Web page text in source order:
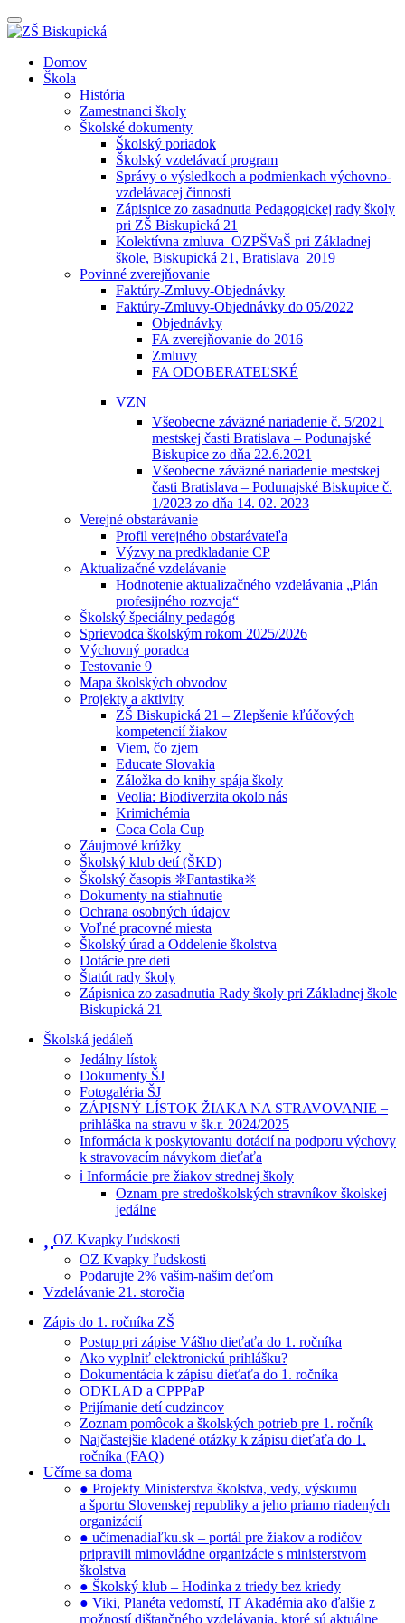
Prepínateľná
navigácia
Prejsť
Domov
Škola
História
Zamestnanci školy
Školské dokumenty
Školský poriadok
Školský vzdelávací program
Správy o výsledkoch a podmienkach výchovno-
vzdelávacej činnosti
Zápisnice zo zasadnutia Pedagogickej rady školy
pri ZŠ Biskupická 21
Kolektívna zmluva_OZPŠVaŠ pri Základnej
škole, Biskupická 21, Bratislava_2019
Povinné zverejňovanie
Faktúry-Zmluvy-Objednávky
Faktúry-Zmluvy-Objednávky do 05/2022
Objednávky
FA zverejňovanie do 2016
Zmluvy
FA ODOBERATEĽSKÉ
VZN
Všeobecne záväzné nariadenie č. 5/2021
mestskej časti Bratislava – Podunajské
Biskupice zo dňa 22.6.2021
Všeobecne záväzné nariadenie mestskej
časti Bratislava – Podunajské Biskupice č.
1/2023 zo dňa 14. 02. 2023
Verejné obstarávanie
Profil verejného obstarávateľa
Výzvy na predkladanie CP
Aktualizačné vzdelávanie
Hodnotenie aktualizačného vzdelávania „Plán
profesijného rozvoja“
Školský špeciálny pedagóg
Sprievodca školským rokom 2025/2026
Výchovný poradca
Testovanie 9
Mapa školských obvodov
Projekty a aktivity
ZŠ Biskupická 21 – Zlepšenie kľúčových
kompetencií žiakov
Viem, čo zjem
Educate Slovakia
Záložka do knihy spája školy
Veolia: Biodiverzita okolo nás
Krimichémia
Coca Cola Cup
Záujmové krúžky
Školský klub detí (ŠKD)
Školský časopis ❊Fantastika❊
Dokumenty na stiahnutie
Ochrana osobných údajov
Voľné pracovné miesta
Školský úrad a Oddelenie školstva
Dotácie pre deti
Štatút rady školy
Zápisnica zo zasadnutia Rady školy pri Základnej škole
Biskupická 21
Školská jedáleň
Jedálny lístok
Dokumenty ŠJ
Fotogaléria ŠJ
ZÁPISNÝ LÍSTOK ŽIAKA NA STRAVOVANIE –
prihláška na stravu v šk.r. 2024/2025
Informácia k poskytovaniu dotácií na podporu výchovy
k stravovacím návykom dieťaťa
ℹ️ Informácie pre žiakov strednej školy
Oznam pre stredoškolských stravníkov školskej
jedálne
OZ Kvapky ľudskosti
OZ Kvapky ľudskosti
Podarujte 2% vašim-našim deťom
Vzdelávanie 21. storočia
Zápis do 1. ročníka ZŠ
Postup pri zápise Vášho dieťaťa do 1. ročníka
Ako vyplniť elektronickú prihlášku?
Dokumentácia k zápisu dieťaťa do 1. ročníka
ODKLAD a CPPPaP
Prijímanie detí cudzincov
Zoznam pomôcok a školských potrieb pre 1. ročník
Najčastejšie kladené otázky k zápisu dieťaťa do 1.
ročníka (FAQ)
Učíme sa doma
● Projekty Ministerstva školstva, vedy, výskumu
a športu Slovenskej republiky a jeho priamo riadených
organizácií
● učímenadiaľku.sk – portál pre žiakov a rodičov
pripravili mimovládne organizácie s ministerstvom
školstva
● Školský klub – Hodinka z triedy bez kriedy
● Viki, Planéta vedomstí, IT Akadémia ako ďalšie z
možností dištančného vzdelávania, ktoré sú aktuálne